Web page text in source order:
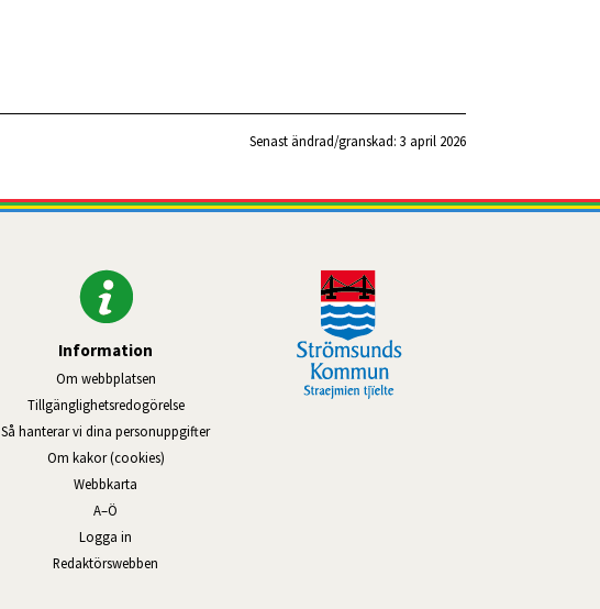
Senast ändrad/granskad: 3 april 2026
Information
Om webbplatsen
Tillgänglighetsredogörelse
Så hanterar vi dina personuppgifter
Om kakor (cookies)
Webbkarta
A–Ö
Logga in
Redaktörswebben